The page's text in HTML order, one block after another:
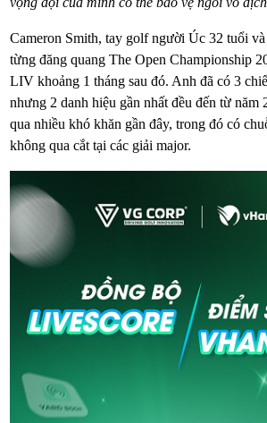
Cameron Smith, tay golf người Úc 32 tuổi
từng đăng quang The Open Championship
LIV khoảng 1 tháng sau đó. Anh đã có 3
nhưng 2 danh hiệu gần nhất đều đến từ năm
qua nhiều khó khăn gần đây, trong đó có
không qua cắt tại các giải major.